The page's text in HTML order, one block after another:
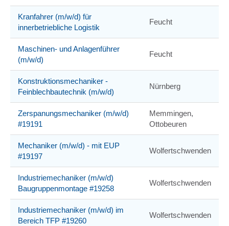
Kranfahrer (m/w/d) für
innerbetriebliche Logistik
Feucht
Maschinen- und Anlagenführer
(m/w/d)
Feucht
Konstruktionsmechaniker -
Feinblechbautechnik (m/w/d)
Nürnberg
Zerspanungsmechaniker (m/w/d)
#19191
Memmingen,
Ottobeuren
Mechaniker (m/w/d) - mit EUP
#19197
Wolfertschwenden
Industriemechaniker (m/w/d)
Baugruppenmontage #19258
Wolfertschwenden
Industriemechaniker (m/w/d) im
Bereich TFP #19260
Wolfertschwenden